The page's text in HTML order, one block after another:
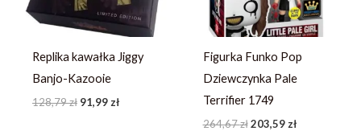
Replika kawałka Jiggy
Banjo-Kazooie
128,79zł 91,99 zł
Figurka Funko Pop
Dziewczynka Pale
Terrifier 1749
264,67zł 203,59 zł